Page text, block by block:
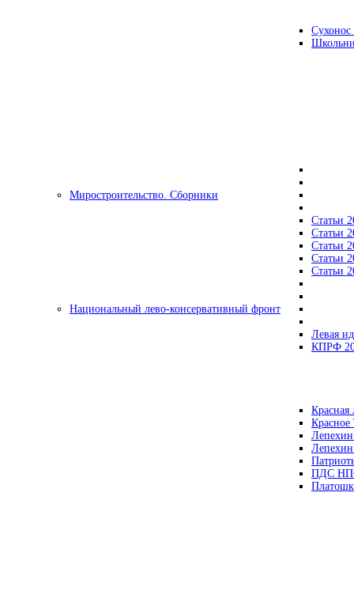
Миростроительство. Сборники
Статьи
Статьи
Статьи
Статьи
Статьи
Национальный лево-консервативный фронт
Левая
КПРФ
Красная
ПДС